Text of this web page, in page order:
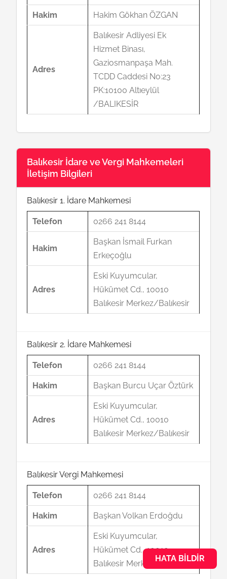
Hakim Hakim Gökhan ÖZGAN
Adres
Balıkesir Adliyesi Ek
Hizmet Binası,
Gaziosmanpaşa Mah.
TCDD Caddesi No:23
PK:10100 Altıeylül
/BALIKESİR
Balıkesir İdare ve Vergi Mahkemeleri
İletişim Bilgileri
Balıkesir 1. İdare Mahkemesi
Telefon 0266 241 8144
Hakim
Başkan İsmail Furkan
Erkeçoğlu
Adres
Eski Kuyumcular,
Hükümet Cd., 10010
Balıkesir Merkez/Balıkesir
Balıkesir 2. İdare Mahkemesi
Telefon 0266 241 8144
Hakim Başkan Burcu Uçar Öztürk
Adres
Eski Kuyumcular,
Hükümet Cd., 10010
Balıkesir Merkez/Balıkesir
Balıkesir Vergi Mahkemesi
Telefon 0266 241 8144
Hakim Başkan Volkan Erdoğdu
Adres
Eski Kuyumcular,
Hükümet Cd., 10010
Balıkesir Merkez/Balıkesir
HATA BILDIR